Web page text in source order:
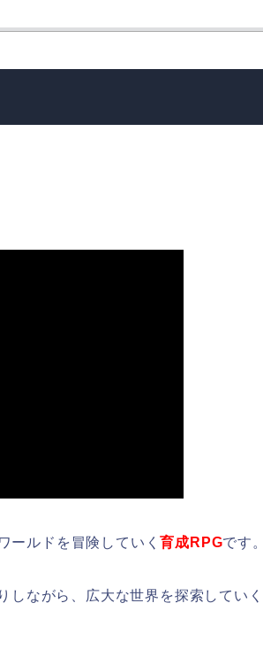
ールドを冒険していく育成RPGです。
ながら、広大な世界を探索していく